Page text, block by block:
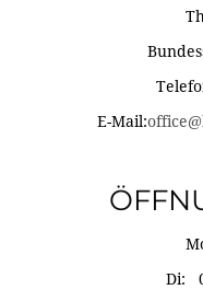
E-Mail:
Di: